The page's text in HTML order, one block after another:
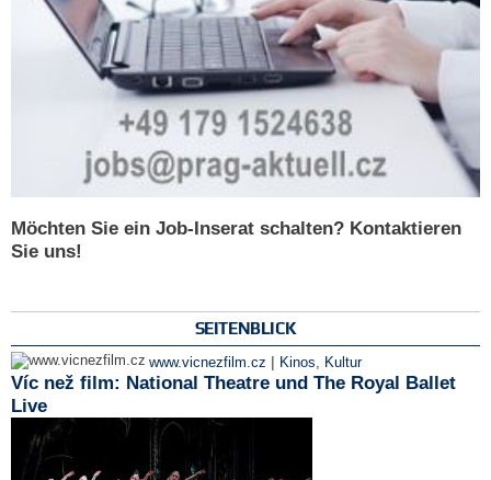
Möchten Sie ein Job-Inserat schalten? Kontaktieren
Sie uns!
SEITENBLICK
www.vicnezfilm.cz | Kinos Kultur
Víc než film: National Theatre und The Royal Ballet
Live